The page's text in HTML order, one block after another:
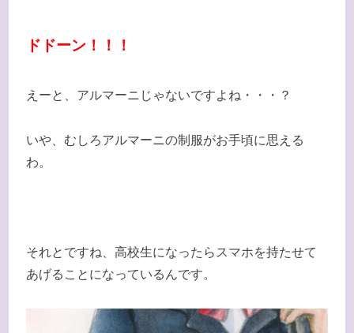
ドドーン！！！
えーと、アルマーニじゃないですよね・・・？
いや、むしろアルマーニの制服がお手頃に思える
わ。
それとですね、高校生になったらスマホを持たせて
あげることになっているんです。